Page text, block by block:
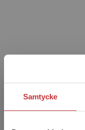
Samtycke